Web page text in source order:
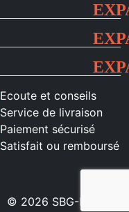
Ecoute et conseils
Service de livraison
Paiement sécurisé
Satisfait ou remboursé
© 2026 SBG-MB